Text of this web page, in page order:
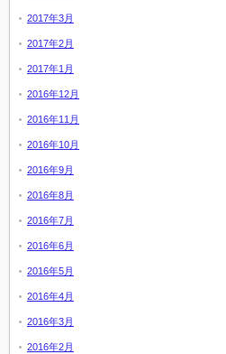
2017年3月
2017年2月
2017年1月
2016年12月
2016年11月
2016年10月
2016年9月
2016年8月
2016年7月
2016年6月
2016年5月
2016年4月
2016年3月
2016年2月